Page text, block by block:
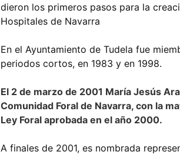
dieron los primeros pasos para la
Hospitales de Navarra
En el Ayuntamiento de Tudela fue
periodos cortos, en 1983 y en 1998.
El 2 de marzo de 2001 María Jesús
Comunidad Foral de Navarra, con la
Ley Foral aprobada en el año 2000.
A finales de 2001, es nombrada